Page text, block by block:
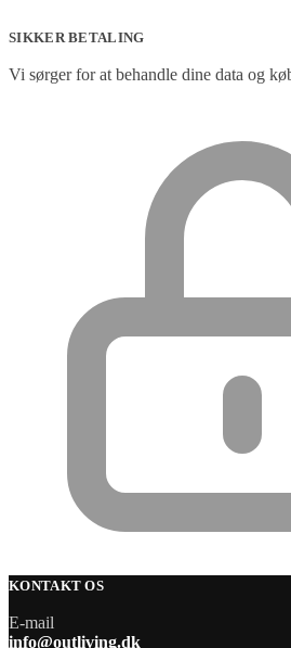
SIKKER BETALING
Vi sørger for at behandle dine data og
KONTAKT OS
E-mail
info@outliving.dk